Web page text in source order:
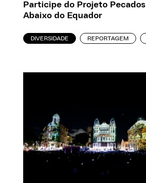
Participe do Projeto Pecados
Abaixo do Equador
DIVERSIDADE REPORTAGEM